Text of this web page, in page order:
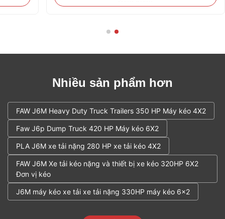
thức
minh để cung cấp mức độ hiệu quả và hiệu suất
Nhiều sản phẩm hơn
FAW J6M Heavy Duty Truck Trailers 350 HP Máy kéo 4X2
Faw J6p Dump Truck 420 HP Máy kéo 6X2
PLA J6M xe tải nặng 280 HP xe tải kéo 4X2
FAW J6M Xe tải kéo nặng và thiết bị xe kéo 320HP 6X2
Đơn vị kéo
J6M máy kéo xe tải xe tải nặng 330HP máy kéo 6x2